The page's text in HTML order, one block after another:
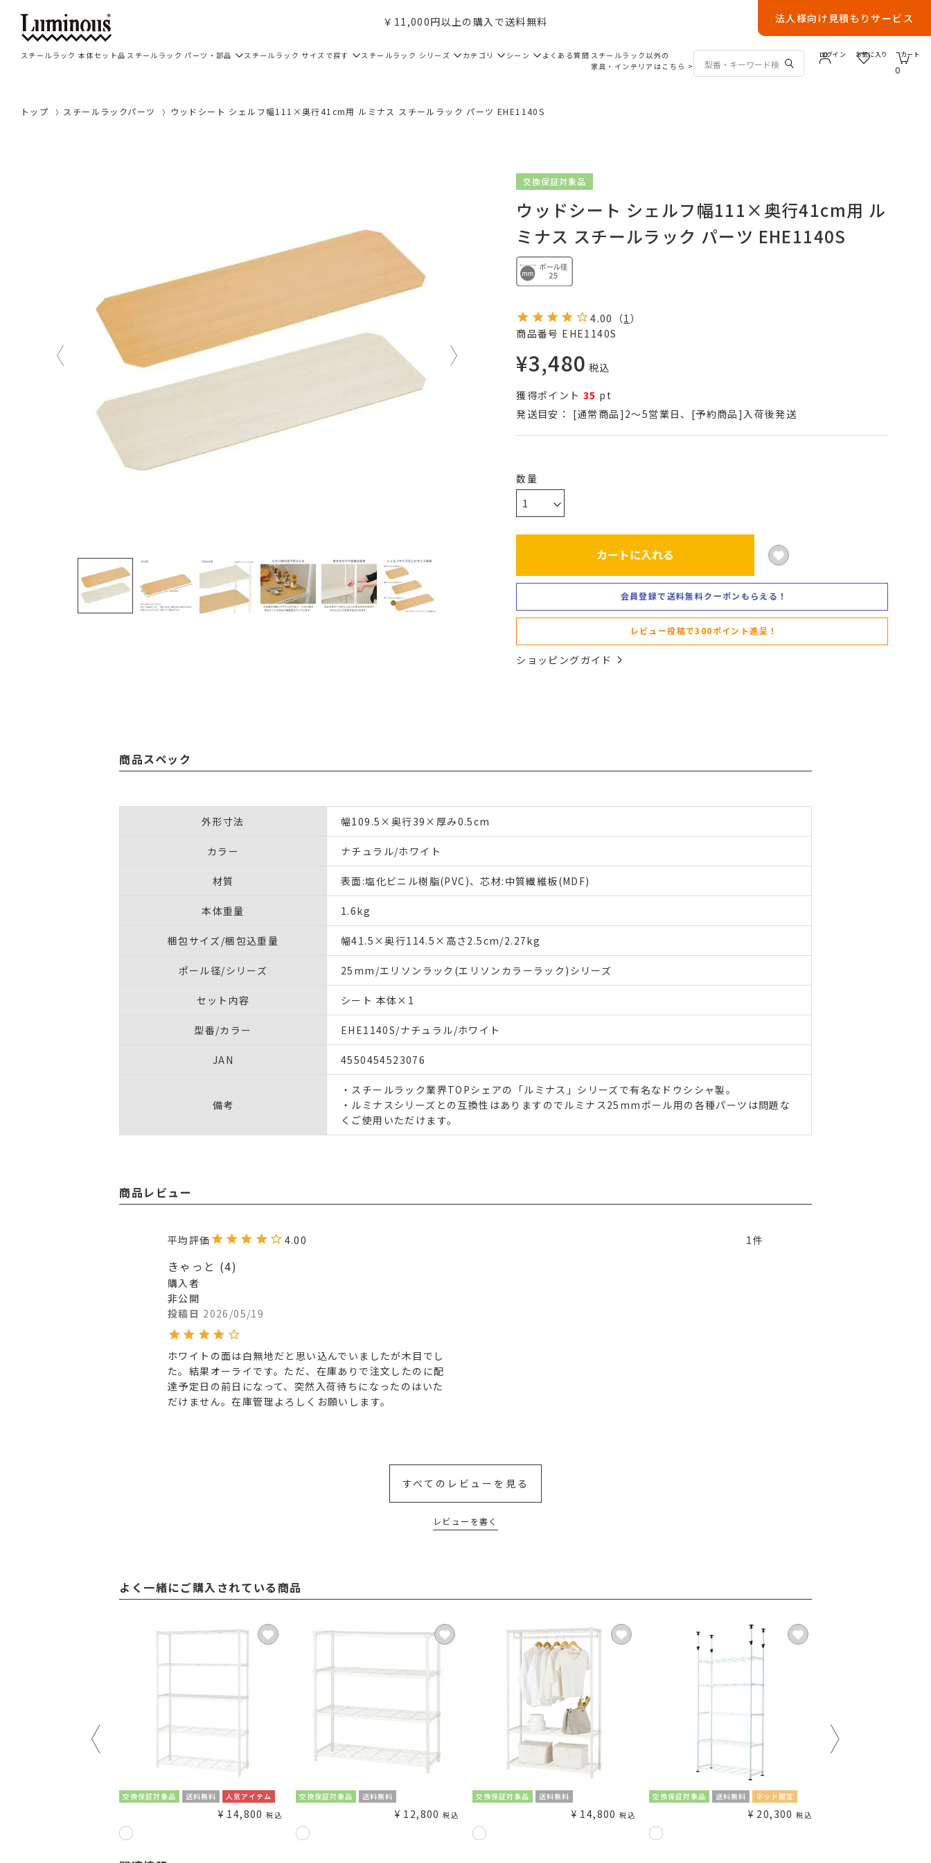
￥11,000円以上の購入で送料無料 法人様向け見積もりサービス
スチールラック 本体セット品 スチールラック パーツ・部品 スチールラック サイズで探す スチールラック シリーズ カテゴリ シーン よくある質問 スチールラック以外の
家具・インテリアはこちら >
ログイン お気に入り
0
カート
トップ スチールラックパーツ ウッドシート シェルフ幅111×奥行41cm用 ルミナス スチールラック パーツ EHE1140S
交換保証対象品
ウッドシート シェルフ幅111×奥行41cm用 ル
ミナス スチールラック パーツ EHE1140S
4.00 （1 ）
商品番号 EHE1140S
¥3,480 税込
獲得ポイント 35 pt
発送目安：
[通常商品]2～5営業日、[予約商品]入荷後発送
カートに入れる
会員登録で送料無料クーポンもらえる！
レビュー投稿で300ポイント進呈！
ショッピングガイド
商品スペック
外形寸法 幅109.5×奥行39×厚み0.5cm
カラー ナチュラル/ホワイト
材質 表面:塩化ビニル樹脂(PVC)、芯材:中質繊維板(MDF)
本体重量 1.6kg
梱包サイズ/梱包込重量 幅41.5×奥行114.5×高さ2.5cm/2.27kg
ポール径/シリーズ 25mm/エリソンラック(エリソンカラーラック)シリーズ
セット内容 シート 本体×1
型番/カラー EHE1140S/ナチュラル/ホワイト
JAN 4550454523076
備考
・スチールラック業界TOPシェアの「ルミナス」シリーズで有名なドウシシャ製。
・ルミナスシリーズとの互換性はありますのでルミナス25mmポール用の各種パーツは問題な
くご使用いただけます。
商品レビュー
4.00 1
きゃっと 4
購入者
非公開
投稿日 2026/05/19
ホワイトの面は白無地だと思い込んでいましたが木目でし
た。結果オーライです。ただ、在庫ありで注文したのに配
達予定日の前日になって、突然入荷待ちになったのはいた
だけません。在庫管理よろしくお願いします。
すべてのレビューを見る
レビューを書く
よく一緒にご購入されている商品
交換保証対象品 送料無料 人気アイテム
¥ 14,800 税込
交換保証対象品 送料無料
¥ 12,800 税込
交換保証対象品 送料無料
¥ 14,800 税込
交換保証対象品 送料無料 ネット限定
¥ 20,300 税込